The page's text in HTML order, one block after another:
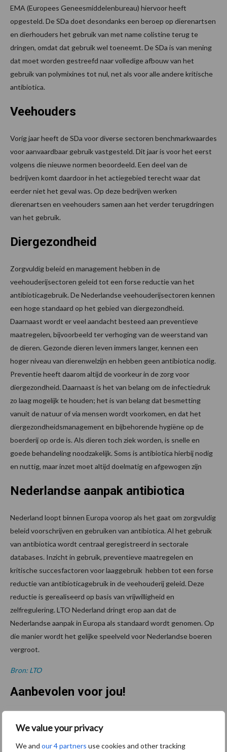
We value your privacy
We and our 4 partners use cookies and other tracking
EMA (Europees Geneesmiddelenbureau) hiervoor heeft
opgesteld. De SDa doet desondanks een beroep op dierenartsen
en dierhouders het gebruik van met name colistine terug te
dringen, omdat dat gebruik wel toeneemt. De SDa is van mening
dat moet worden gestreefd naar volledige afbouw van het
gebruik van polymixines tot nul, net als voor alle andere kritische
antibiotica.
Veehouders
Vorig jaar heeft de SDa voor diverse sectoren benchmarkwaardes
voor aanvaardbaar gebruik vastgesteld. Dit jaar is voor het eerst
volgens die nieuwe normen beoordeeld. Een deel van de
bedrijven komt daardoor in het actiegebied terecht waar dat
eerder niet het geval was. Op deze bedrijven werken
dierenartsen en veehouders samen aan het verder terugdringen
van het gebruik.
Diergezondheid
Zorgvuldig beleid en management hebben in de
veehouderijsectoren geleid tot een forse reductie van het
antibioticagebruik. De Nederlandse veehouderijsectoren kennen
een hoge standaard op het gebied van diergezondheid.
Daarnaast wordt er veel aandacht besteed aan preventieve
maatregelen, bijvoorbeeld ter verhoging van de weerstand van
de dieren. Gezonde dieren leven immers langer, kennen een
hoger niveau van dierenwelzijn en hebben geen antibiotica nodig.
Preventie heeft daarom altijd de voorkeur in de zorg voor
diergezondheid. Daarnaast is het van belang om de infectiedruk
zo laag mogelijk te houden; het is van belang dat besmetting
vanuit de natuur of via mensen wordt voorkomen, en dat het
diergezondheidsmanagement en bijbehorende hygiëne op de
boerderij op orde is. Als dieren toch ziek worden, is snelle en
goede behandeling noodzakelijk. Soms is antibiotica hierbij nodig
en nuttig, maar inzet moet altijd doelmatig en afgewogen zijn
Nederlandse aanpak antibiotica
Nederland loopt binnen Europa voorop als het gaat om zorgvuldig
beleid voorschrijven en gebruiken van antibiotica. Al het gebruik
van antibiotica wordt centraal geregistreerd in sectorale
databases. Inzicht in gebruik, preventieve maatregelen en
kritische succesfactoren voor laaggebruik hebben tot een forse
reductie van antibioticagebruik in de veehouderij geleid. Deze
reductie is gerealiseerd op basis van vrijwilligheid en
zelfregulering. LTO Nederland dringt erop aan dat de
Nederlandse aanpak in Europa als standaard wordt genomen. Op
die manier wordt het gelijke speelveld voor Nederlandse boeren
vergroot.
Bron: LTO
Aanbevolen voor jou!
Grondstoffenmarkt blijft
grillig: droogte en
geopolitiek houden handel